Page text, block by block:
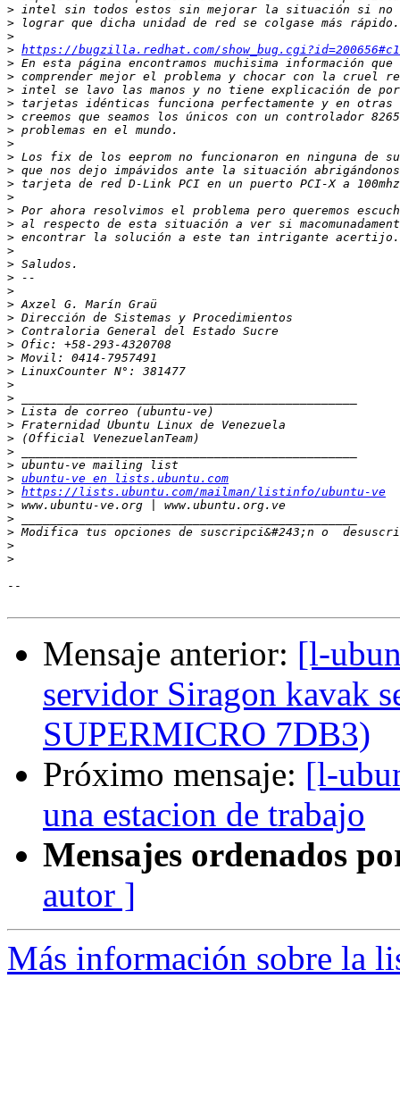
>
>
>
> https://bugzilla.redhat.com/
>
>
>
>
>
>
>
>
>
>
>
>
>
>
>
>
>
>
>
>
>
>
>
>
>
>
>
>
>
>
>
> ubuntu-ve en lists.ubuntu.com
> https://lists.ubuntu.com/mailman/listinfo/ubuntu-ve
>
>
> Modifica tus opciones de suscripci&#243;n o
>
>
--
Mensaje anterior: [l-
servidor Siragon kavak
SUPERMICRO 7DB3)
Próximo mensaje: [l-
una estacion de trabajo
Mensajes ordenados
autor ]
Más información sobre la